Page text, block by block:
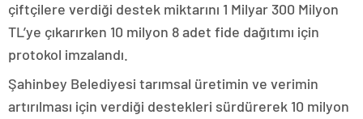
çiftçilere verdiği destek miktarını 1 Milyar 300 Milyon
TL’ye çıkarırken 10 milyon 8 adet fide dağıtımı için
protokol imzalandı.
Şahinbey Belediyesi tarımsal üretimin ve verimin
artırılması için verdiği destekleri sürdürerek 10 milyon